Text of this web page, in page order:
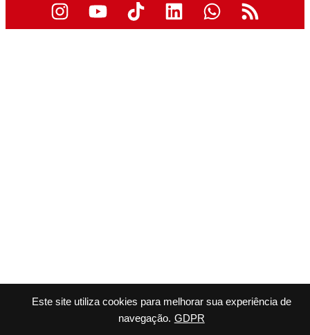
Este site utiliza cookies para melhorar sua experiência de
navegação. GDPR